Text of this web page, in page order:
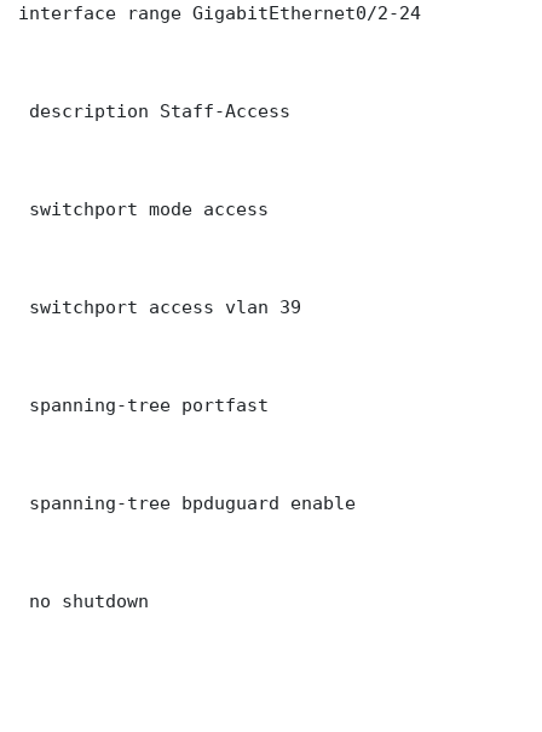
interface range GigabitEthernet0/2-24
description Staff-Access
switchport mode access
switchport access vlan 39
spanning-tree portfast
spanning-tree bpduguard enable
no shutdown